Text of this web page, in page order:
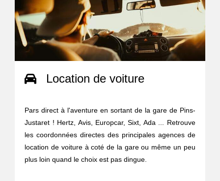
Location de voiture
Pars direct à l'aventure en sortant de la gare de Pins-
Justaret ! Hertz, Avis, Europcar, Sixt, Ada ... Retrouve
les coordonnées directes des principales agences de
location de voiture à coté de la gare ou même un peu
plus loin quand le choix est pas dingue.